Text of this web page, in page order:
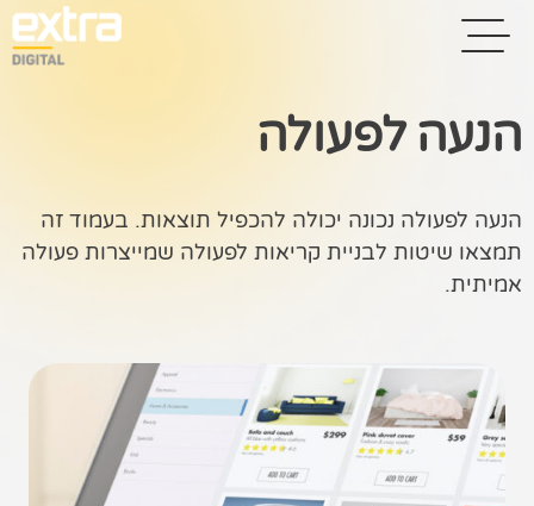
בניית אתרים
קידום אתרים
רשתות חברתיות
שיווק לאתרי
הנעה לפעולה
הנעה לפעולה נכונה יכולה להכפיל תוצאות. בעמוד זה
תמצאו שיטות לבניית קריאות לפעולה שמייצרות פעולה
אמיתית.